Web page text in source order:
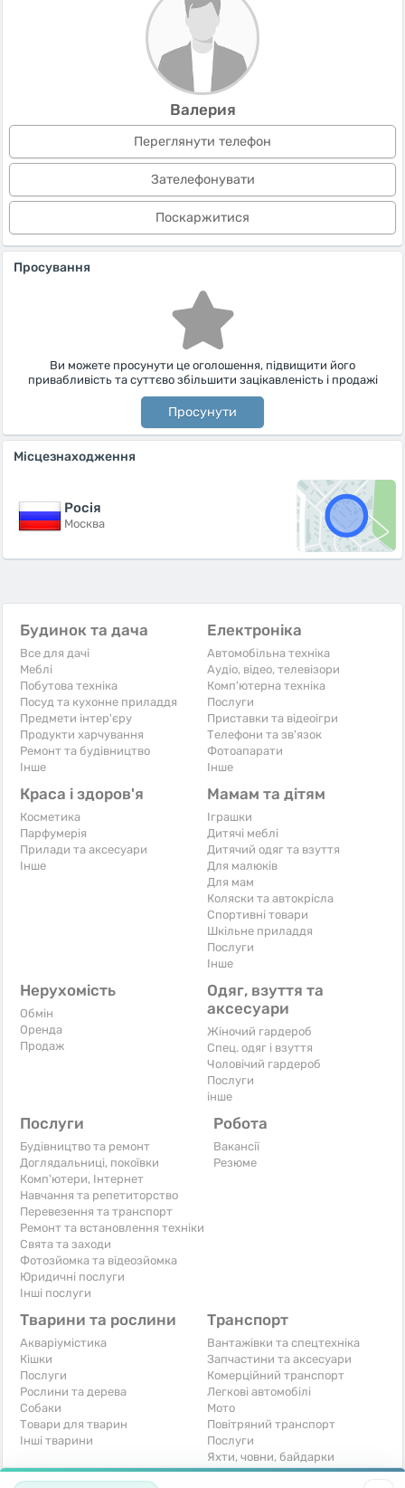
Валерия
Переглянути телефон
Зателефонувати
Поскаржитися
Просування
Ви можете просунути це оголошення, підвищити його
привабливість та суттєво збільшити зацікавленість і продажі
Просунути
Місцезнаходження
Росiя
Москва
Будинок та дача
Все для дачі
Меблі
Побутова техніка
Посуд та кухонне приладдя
Предмети інтер'єру
Продукти харчування
Ремонт та будівництво
Iнше
Електроніка
Автомобільна техніка
Аудіо, відео, телевізори
Комп'ютерна техніка
Послуги
Приставки та відеоігри
Телефони та зв'язок
Фотоапарати
Iнше
Краса і здоров'я
Косметика
Парфумерія
Прилади та аксесуари
Iнше
Мамам та дітям
Іграшки
Дитячі меблі
Дитячий одяг та взуття
Для малюків
Для мам
Коляски та автокрісла
Спортивні товари
Шкільне приладдя
Послуги
Iнше
Нерухомість
Обмін
Оренда
Продаж
Одяг, взуття та
аксесуари
Жіночий гардероб
Спец. одяг і взуття
Чоловічий гардероб
Послуги
інше
Послуги
Будівництво та ремонт
Доглядальниці, покоївки
Комп'ютери, Інтернет
Навчання та репетиторство
Перевезення та транспорт
Ремонт та встановлення техніки
Свята та заходи
Фотозйомка та відеозйомка
Юридичні послуги
Інші послуги
Робота
Вакансії
Резюме
Тварини та рослини
Акваріумістика
Кішки
Послуги
Рослини та дерева
Собаки
Товари для тварин
Інші тварини
Транспорт
Вантажівки та спецтехніка
Запчастини та аксесуари
Комерційний транспорт
Легкові автомобілі
Мото
Повітряний транспорт
Послуги
Яхти, човни, байдарки
Інші транспортні засоби